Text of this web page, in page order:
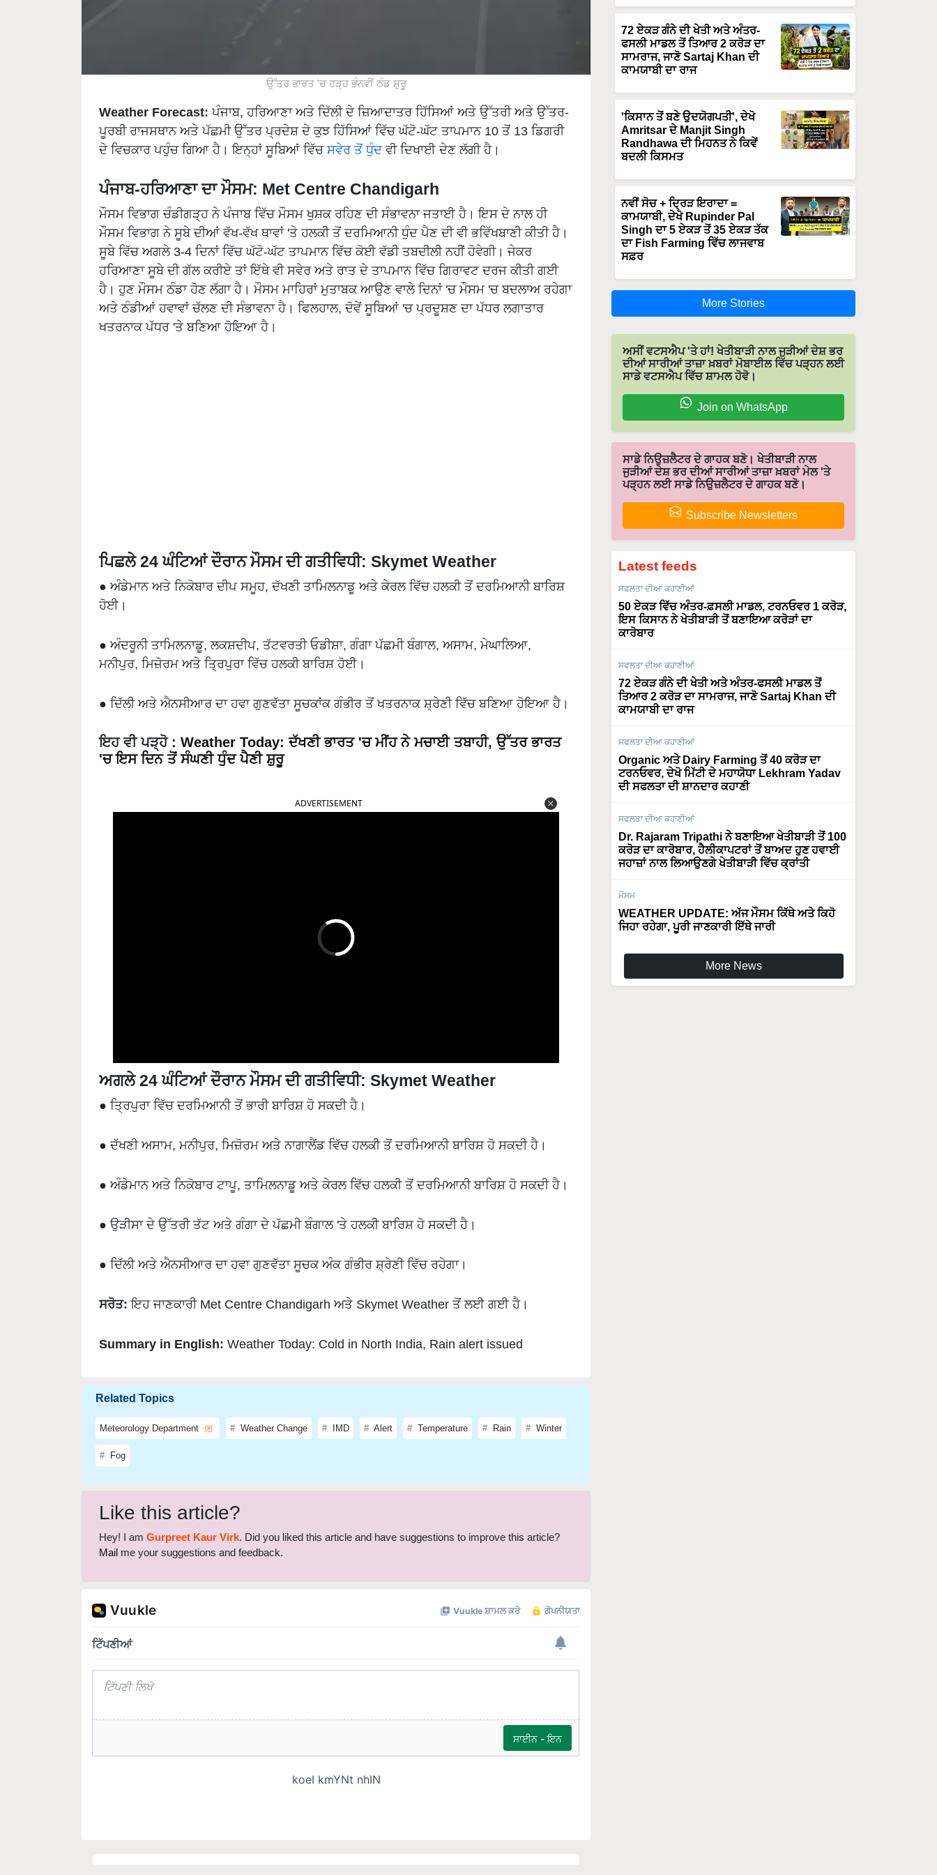
ਉੱਤਰ ਭਾਰਤ 'ਚ ਹੜ੍ਹ ਭੰਨਵੀਂ ਠੰਡ ਸ਼ੁਰੂ
Weather Forecast: ਪੰਜਾਬ, ਹਰਿਆਣਾ ਅਤੇ ਦਿੱਲੀ ਦੇ ਜ਼ਿਆਦਾਤਰ ਹਿੱਸਿਆਂ ਅਤੇ ਉੱਤਰੀ ਅਤੇ ਉੱਤਰ-
ਪੂਰਬੀ ਰਾਜਸਥਾਨ ਅਤੇ ਪੱਛਮੀ ਉੱਤਰ ਪ੍ਰਦੇਸ਼ ਦੇ ਕੁਝ ਹਿੱਸਿਆਂ ਵਿੱਚ ਘੱਟੋ-ਘੱਟ ਤਾਪਮਾਨ 10 ਤੋਂ 13 ਡਿਗਰੀ
ਦੇ ਵਿਚਕਾਰ ਪਹੁੰਚ ਗਿਆ ਹੈ। ਇਨ੍ਹਾਂ ਸੂਬਿਆਂ ਵਿੱਚਸਵੇਰ ਤੋਂ ਧੁੰਦਵੀ ਦਿਖਾਈ ਦੇਣ ਲੱਗੀ ਹੈ।
ਪੰਜਾਬ-ਹਰਿਆਣਾ ਦਾ ਮੌਸਮ: Met Centre Chandigarh
ਮੌਸਮ ਵਿਭਾਗ ਚੰਡੀਗੜ੍ਹ ਨੇ ਪੰਜਾਬ ਵਿੱਚ ਮੌਸਮ ਖੁਸ਼ਕ ਰਹਿਣ ਦੀ ਸੰਭਾਵਨਾ ਜਤਾਈ ਹੈ। ਇਸ ਦੇ ਨਾਲ ਹੀ
ਮੌਸਮ ਵਿਭਾਗ ਨੇ ਸੂਬੇ ਦੀਆਂ ਵੱਖ-ਵੱਖ ਥਾਵਾਂ 'ਤੇ ਹਲਕੀ ਤੋਂ ਦਰਮਿਆਨੀ ਧੁੰਦ ਪੈਣ ਦੀ ਵੀ ਭਵਿੱਖਬਾਣੀ ਕੀਤੀ ਹੈ।
ਸੂਬੇ ਵਿੱਚ ਅਗਲੇ 3-4 ਦਿਨਾਂ ਵਿੱਚ ਘੱਟੋ-ਘੱਟ ਤਾਪਮਾਨ ਵਿੱਚ ਕੋਈ ਵੱਡੀ ਤਬਦੀਲੀ ਨਹੀਂ ਹੋਵੇਗੀ। ਜੇਕਰ
ਹਰਿਆਣਾ ਸੂਬੇ ਦੀ ਗੱਲ ਕਰੀਏ ਤਾਂ ਇੱਥੇ ਵੀ ਸਵੇਰ ਅਤੇ ਰਾਤ ਦੇ ਤਾਪਮਾਨ ਵਿੱਚ ਗਿਰਾਵਟ ਦਰਜ ਕੀਤੀ ਗਈ
ਹੈ। ਹੁਣ ਮੌਸਮ ਠੰਡਾ ਹੋਣ ਲੱਗਾ ਹੈ। ਮੌਸਮ ਮਾਹਿਰਾਂ ਮੁਤਾਬਕ ਆਉਣ ਵਾਲੇ ਦਿਨਾਂ 'ਚ ਮੌਸਮ 'ਚ ਬਦਲਾਅ ਰਹੇਗਾ
ਅਤੇ ਠੰਡੀਆਂ ਹਵਾਵਾਂ ਚੱਲਣ ਦੀ ਸੰਭਾਵਨਾ ਹੈ। ਫਿਲਹਾਲ, ਦੋਵੇਂ ਸੂਬਿਆਂ 'ਚ ਪ੍ਰਦੂਸ਼ਣ ਦਾ ਪੱਧਰ ਲਗਾਤਾਰ
ਖਤਰਨਾਕ ਪੱਧਰ 'ਤੇ ਬਣਿਆ ਹੋਇਆ ਹੈ।
ਪਿਛਲੇ 24 ਘੰਟਿਆਂ ਦੌਰਾਨ ਮੌਸਮ ਦੀ ਗਤੀਵਿਧੀ: Skymet Weather
● ਅੰਡੇਮਾਨ ਅਤੇ ਨਿਕੋਬਾਰ ਦੀਪ ਸਮੂਹ, ਦੱਖਣੀ ਤਾਮਿਲਨਾਡੂ ਅਤੇ ਕੇਰਲ ਵਿੱਚ ਹਲਕੀ ਤੋਂ ਦਰਮਿਆਨੀ ਬਾਰਿਸ਼
ਹੋਈ।
● ਅੰਦਰੂਨੀ ਤਾਮਿਲਨਾਡੂ, ਲਕਸ਼ਦੀਪ, ਤੱਟਵਰਤੀ ਓਡੀਸ਼ਾ, ਗੰਗਾ ਪੱਛਮੀ ਬੰਗਾਲ, ਅਸਾਮ, ਮੇਘਾਲਿਆ,
ਮਨੀਪੁਰ, ਮਿਜ਼ੋਰਮ ਅਤੇ ਤ੍ਰਿਪੁਰਾ ਵਿੱਚ ਹਲਕੀ ਬਾਰਿਸ਼ ਹੋਈ।
● ਦਿੱਲੀ ਅਤੇ ਐਨਸੀਆਰ ਦਾ ਹਵਾ ਗੁਣਵੱਤਾ ਸੂਚਕਾਂਕ ਗੰਭੀਰ ਤੋਂ ਖਤਰਨਾਕ ਸ਼੍ਰੇਣੀ ਵਿੱਚ ਬਣਿਆ ਹੋਇਆ ਹੈ।
ਇਹ ਵੀ ਪੜ੍ਹੋ : Weather Today: ਦੱਖਣੀ ਭਾਰਤ 'ਚ ਮੀਂਹ ਨੇ ਮਚਾਈ ਤਬਾਹੀ, ਉੱਤਰ ਭਾਰਤ
'ਚ ਇਸ ਦਿਨ ਤੋਂ ਸੰਘਣੀ ਧੁੰਦ ਪੈਣੀ ਸ਼ੁਰੂ
● ਤ੍ਰਿਪੁਰਾ ਵਿੱਚ ਦਰਮਿਆਨੀ ਤੋਂ ਭਾਰੀ ਬਾਰਿਸ਼ ਹੋ ਸਕਦੀ ਹੈ।
Meteorology Department
Fog
Like this article?
Hey! I am Gurpreet Kaur Virk. Did you liked this article and have suggestions to improve this article?
72 ਏਕੜ ਗੰਨੇ ਦੀ ਖੇਤੀ ਅਤੇ ਅੰਤਰ-
ਫਸਲੀ ਮਾਡਲ ਤੋਂ ਤਿਆਰ 2 ਕਰੋੜ ਦਾ
ਸਾਮਰਾਜ, ਜਾਣੋ Sartaj Khan ਦੀ
ਕਾਮਯਾਬੀ ਦਾ ਰਾਜ
'ਕਿਸਾਨ ਤੋਂ ਬਣੇ ਉਦਯੋਗਪਤੀ', ਦੇਖੋ
Amritsar ਦੇ Manjit Singh
Randhawa ਦੀ ਮਿਹਨਤ ਨੇ ਕਿਵੇਂ
ਬਦਲੀ ਕਿਸਮਤ
ਨਵੀਂ ਸੋਚ + ਦ੍ਰਿੜ ਇਰਾਦਾ =
ਕਾਮਯਾਬੀ, ਦੇਖੋ Rupinder Pal
Singh ਦਾ 5 ਏਕੜ ਤੋਂ 35 ਏਕੜ ਤੱਕ
ਦਾ Fish Farming ਵਿੱਚ ਲਾਜਵਾਬ
ਸਫ਼ਰ
More Stories
ਅਸੀਂ ਵਟਸਐਪ 'ਤੇ ਹਾਂ! ਖੇਤੀਬਾੜੀ ਨਾਲ ਜੁੜੀਆਂ ਦੇਸ਼ ਭਰ
ਦੀਆਂ ਸਾਰੀਆਂ ਤਾਜ਼ਾ ਖ਼ਬਰਾਂ ਮੋਬਾਈਲ ਵਿੱਚ ਪੜ੍ਹਨ ਲਈ
ਸਾਡੇ ਵਟਸਐਪ ਵਿੱਚ ਸ਼ਾਮਲ ਹੋਵੋ।
Join on WhatsApp
ਸਾਡੇ ਨਿਉਜ਼ਲੈਟਰ ਦੇ ਗਾਹਕ ਬਣੋ। ਖੇਤੀਬਾੜੀ ਨਾਲ
ਜੁੜੀਆਂ ਦੇਸ਼ ਭਰ ਦੀਆਂ ਸਾਰੀਆਂ ਤਾਜ਼ਾ ਖ਼ਬਰਾਂ ਮੇਲ 'ਤੇ
ਪੜ੍ਹਨ ਲਈ ਸਾਡੇ ਨਿਉਜ਼ਲੈਟਰ ਦੇ ਗਾਹਕ ਬਣੋ।
Subscribe Newsletters
Latest feeds
ਸਫਲਤਾ ਦੀਆ ਕਹਾਣੀਆਂ
50 ਏਕੜ ਵਿੱਚ ਅੰਤਰ-ਫ਼ਸਲੀ ਮਾਡਲ, ਟਰਨਓਵਰ 1 ਕਰੋੜ,
ਇਸ ਕਿਸਾਨ ਨੇ ਖੇਤੀਬਾੜੀ ਤੋਂ ਬਣਾਇਆ ਕਰੋੜਾਂ ਦਾ
ਕਾਰੋਬਾਰ
ਸਫਲਤਾ ਦੀਆ ਕਹਾਣੀਆਂ
72 ਏਕੜ ਗੰਨੇ ਦੀ ਖੇਤੀ ਅਤੇ ਅੰਤਰ-ਫਸਲੀ ਮਾਡਲ ਤੋਂ
ਤਿਆਰ 2 ਕਰੋੜ ਦਾ ਸਾਮਰਾਜ, ਜਾਣੋ Sartaj Khan ਦੀ
ਕਾਮਯਾਬੀ ਦਾ ਰਾਜ
ਸਫਲਤਾ ਦੀਆ ਕਹਾਣੀਆਂ
Organic ਅਤੇ Dairy Farming ਤੋਂ 40 ਕਰੋੜ ਦਾ
ਟਰਨਓਵਰ, ਦੇਖੋ ਮਿੱਟੀ ਦੇ ਮਹਾਯੋਧਾ Lekhram Yadav
ਦੀ ਸਫਲਤਾ ਦੀ ਸ਼ਾਨਦਾਰ ਕਹਾਣੀ
ਸਫਲਤਾ ਦੀਆ ਕਹਾਣੀਆਂ
Dr. Rajaram Tripathi ਨੇ ਬਣਾਇਆ ਖੇਤੀਬਾੜੀ ਤੋਂ 100
ਕਰੋੜ ਦਾ ਕਾਰੋਬਾਰ, ਹੈਲੀਕਾਪਟਰਾਂ ਤੋਂ ਬਾਅਦ ਹੁਣ ਹਵਾਈ
ਜਹਾਜ਼ਾਂ ਨਾਲ ਲਿਆਉਣਗੇ ਖੇਤੀਬਾੜੀ ਵਿੱਚ ਕ੍ਰਾਂਤੀ
ਮੌਸਮ
WEATHER UPDATE: ਅੱਜ ਮੌਸਮ ਕਿੱਥੇ ਅਤੇ ਕਿਹੋ
ਜਿਹਾ ਰਹੇਗਾ, ਪੂਰੀ ਜਾਣਕਾਰੀ ਇੱਥੇ ਜਾਰੀ
More News